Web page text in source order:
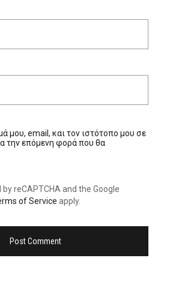
μου, email, και τον ιστότοπο μου σε
την επόμενη φορά που θα
reCAPTCHA and the Google
of Service apply.